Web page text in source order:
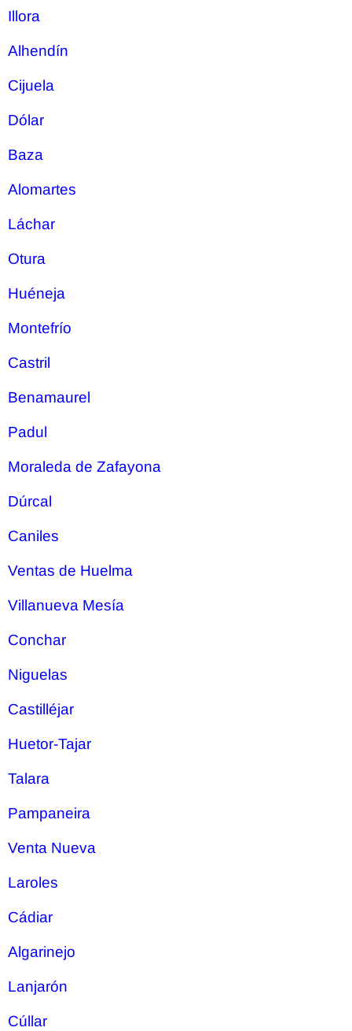
Illora
Alhendín
Cijuela
Dólar
Baza
Alomartes
Láchar
Otura
Huéneja
Montefrío
Castril
Benamaurel
Padul
Moraleda de Zafayona
Dúrcal
Caniles
Ventas de Huelma
Villanueva Mesía
Conchar
Niguelas
Castilléjar
Huetor-Tajar
Talara
Pampaneira
Venta Nueva
Laroles
Cádiar
Algarinejo
Lanjarón
Cúllar